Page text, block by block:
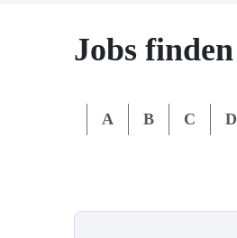
Jobs finden
A B C D